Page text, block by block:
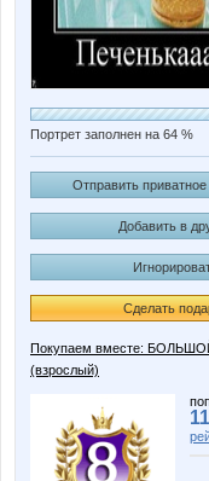
Портрет заполнен на 64 %
Отправить
Добавить в
Сделать
Покупаем вместе:
(взрослый)